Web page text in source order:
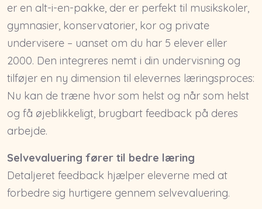
er en alt-i-en-pakke, der er perfekt til musikskoler,
gymnasier, konservatorier, kor og private
undervisere – uanset om du har 5 elever eller
2000. Den integreres nemt i din undervisning og
tilføjer en ny dimension til elevernes læringsproces:
Nu kan de træne hvor som helst og når som helst
og få øjeblikkeligt, brugbart feedback på deres
arbejde.
Selvevaluering fører til bedre læring
Detaljeret feedback hjælper eleverne med at
forbedre sig hurtigere gennem selvevaluering.